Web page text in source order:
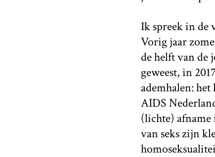
Ik spreek in de
Vorig jaar
de helft van de
geweest, in
ademhalen:
AIDS
(lichte) afname
van seks zijn